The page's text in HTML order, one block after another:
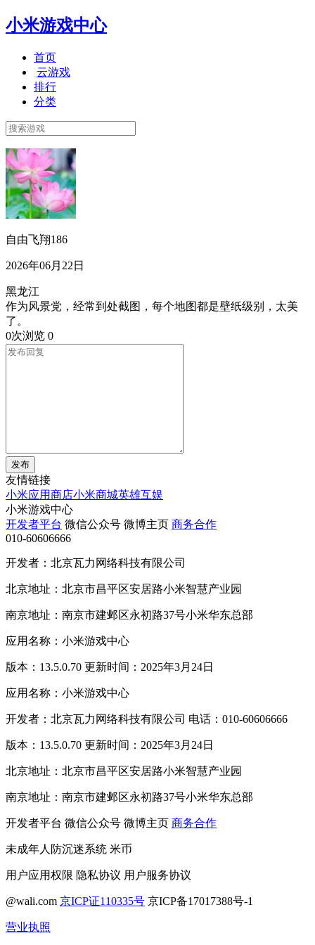
小米游戏中心
首页
云游戏
排行
分类
自由飞翔186
2026年06月22日
黑龙江
作为风景党，经常到处截图，每个地图都是壁纸级别，太美
了。
0次浏览 0
发布
友情链接
小米应用商店小米商城英雄互娱
小米游戏中心
开发者平台 微信公众号 微博主页 商务合作
010-60606666
开发者：北京瓦力网络科技有限公司
北京地址：北京市昌平区安居路小米智慧产业园
南京地址：南京市建邺区永初路37号小米华东总部
应用名称：小米游戏中心
版本：13.5.0.70 更新时间：2025年3月24日
应用名称：小米游戏中心
开发者：北京瓦力网络科技有限公司 电话：010-60606666
版本：13.5.0.70 更新时间：2025年3月24日
北京地址：北京市昌平区安居路小米智慧产业园
南京地址：南京市建邺区永初路37号小米华东总部
开发者平台 微信公众号 微博主页 商务合作
未成年人防沉迷系统 米币
用户应用权限 隐私协议 用户服务协议
@wali.com 京ICP证110335号 京ICP备17017388号-1
营业执照